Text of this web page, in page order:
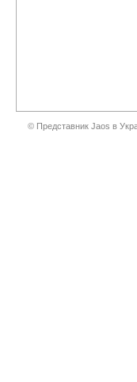
© Представник Jaos в